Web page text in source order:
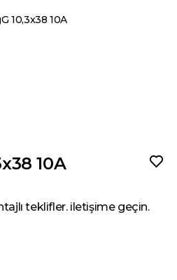
10,3x38 10A
10A
teklifler. iletişime geçin.